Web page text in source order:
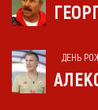
ДЕНЬ